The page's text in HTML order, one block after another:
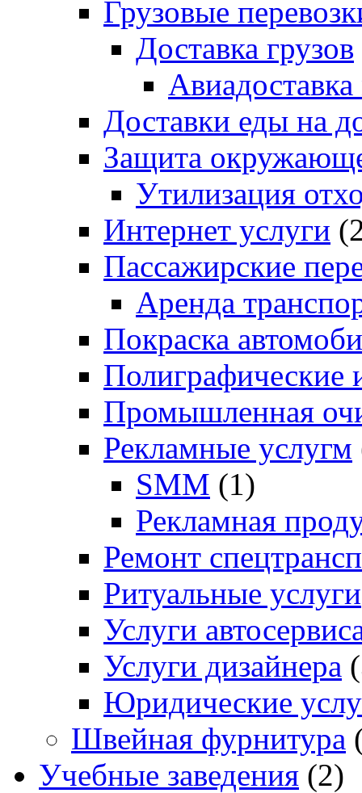
Грузовые
Доставка грузов
Доставки еды на
Защита
Утилизация
Интернет услуги
Пассажирские
Аренда
Покраска
Полиграфические
Промышленная
Рекламные услугм
SMM (1)
Рекламная
Ремонт
Ритуальные услуги
Услуги
Услуги дизайнера
Юридические
Швейная фурнитура
Учебные заведения (2)